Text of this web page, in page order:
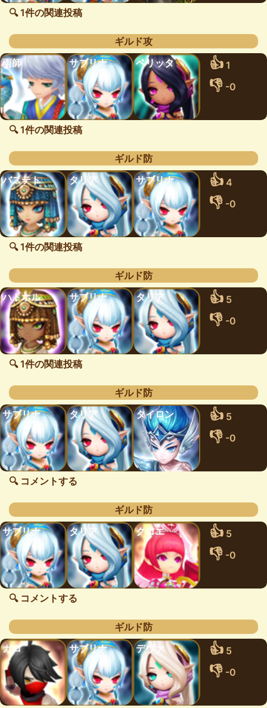
🔍 1件の関連投稿
ギルド攻
雨師
サブリナ ベリッタ 👍 1
👎 -0
🔍 1件の関連投稿
ギルド防
バステト
タリア サブリナ 👍 4
👎 -0
🔍 1件の関連投稿
ギルド防
ハトホル
サブリナ タリア 👍 5
👎 -0
🔍 1件の関連投稿
ギルド防
サブリナ
タリア タイロン 👍 5
👎 -0
🔍 コメントする
ギルド防
サブリナ
タリア クロエ 👍 5
👎 -0
🔍 コメントする
ギルド防
ガロ
サブリナ デヴァ 👍 5
👎 -0